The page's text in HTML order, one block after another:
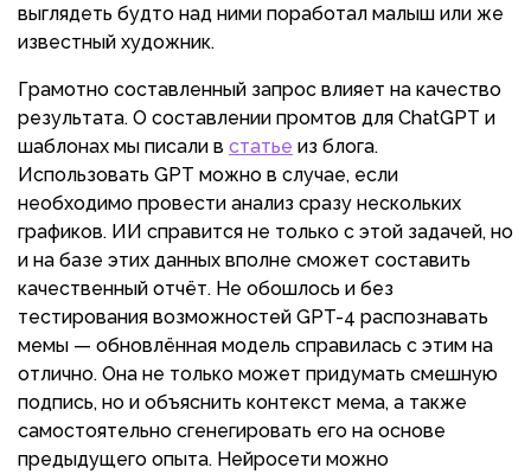
выглядеть будто над ними поработал малыш или же
известный художник.
Грамотно составленный запрос влияет на качество
результата. О составлении промтов для ChatGPT и
шаблонах мы писали в статье из блога.
Использовать GPT можно в случае, если
необходимо провести анализ сразу нескольких
графиков. ИИ справится не только с этой задачей, но
и на базе этих данных вполне сможет составить
качественный отчёт. Не обошлось и без
тестирования возможностей GPT-4 распознавать
мемы — обновлённая модель справилась с этим на
отлично. Она не только может придумать смешную
подпись, но и объяснить контекст мема, а также
самостоятельно сгенегировать его на основе
предыдущего опыта. Нейросети можно